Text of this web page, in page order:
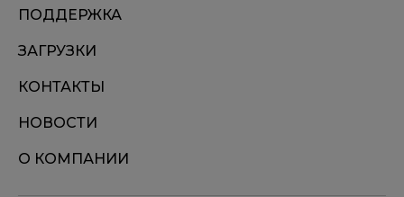
ПОДДЕРЖКА
ЗАГРУЗКИ
КОНТАКТЫ
НОВОСТИ
О КОМПАНИИ